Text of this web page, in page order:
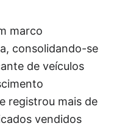
marco
consolidando-se
de veículos
registrou mais de
vendidos